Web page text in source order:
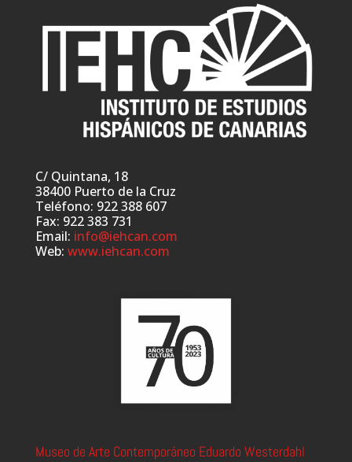
C/ Quintana, 18
38400 Puerto de la Cruz
Teléfono: 922 388 607
Fax: 922 383 731
Email: info@iehcan.com
Web: www.iehcan.com
Museo de Arte Contemporáneo Eduardo Westerdahl